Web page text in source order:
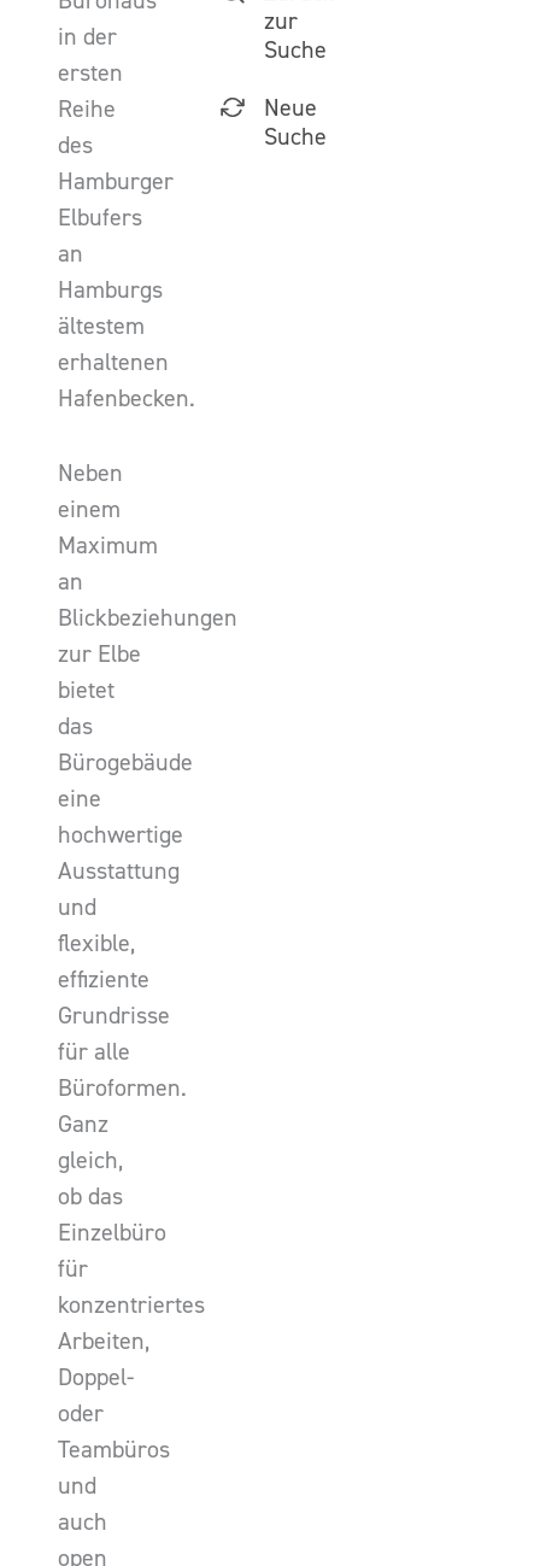
in der
ersten
Reihe
des
Hamburger
Elbufers
an
Hamburgs
ältestem
erhaltenen
Hafenbecken.
Neben
einem
Maximum
an
Blickbeziehungen
zur Elbe
bietet
das
Bürogebäude
eine
hochwertige
Ausstattung
und
flexible,
effiziente
Grundrisse
für alle
Büroformen.
Ganz
gleich,
ob das
Einzelbüro
für
konzentriertes
Arbeiten,
Doppel-
oder
Teambüros
und
auch
open
zur
Suche
Neue
Suche